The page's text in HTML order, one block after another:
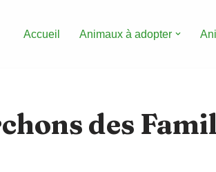
Accueil Animaux à adopter
des